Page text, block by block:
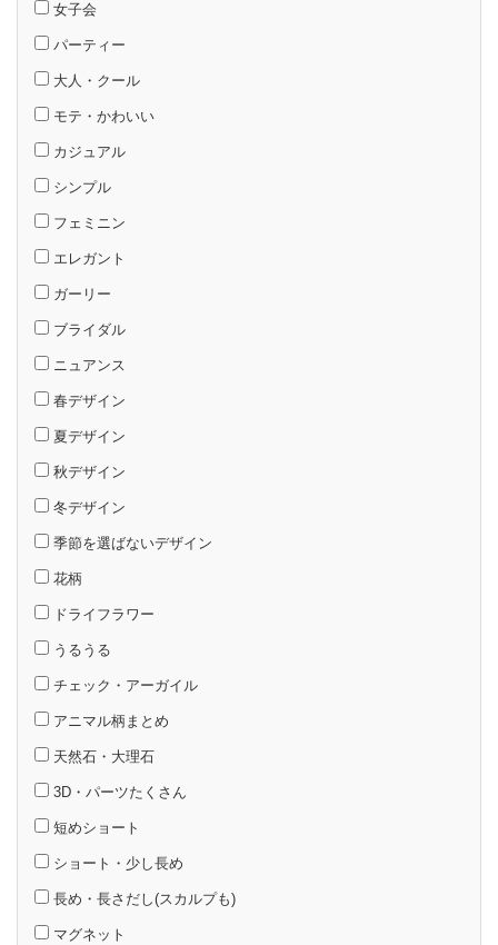
女子会
パーティー
大人・クール
モテ・かわいい
カジュアル
シンプル
フェミニン
エレガント
ガーリー
ブライダル
ニュアンス
春デザイン
夏デザイン
秋デザイン
冬デザイン
季節を選ばないデザイン
花柄
ドライフラワー
うるうる
チェック・アーガイル
アニマル柄まとめ
天然石・大理石
3D・パーツたくさん
短めショート
ショート・少し長め
長め・長さだし(スカルプも)
マグネット